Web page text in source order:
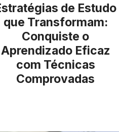
de Estudo
que Transformam:
Conquiste o
Aprendizado Eficaz
com Técnicas
Comprovadas